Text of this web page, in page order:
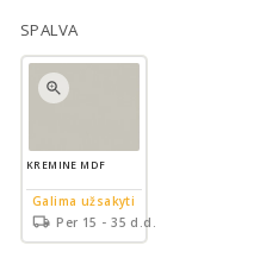
SPALVA
KREMINE MDF
Galima užsakyti
Per 15 - 35 d.d.